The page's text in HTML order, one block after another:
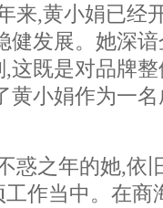
来,黄小娟已经
健发展。她深
这既是对品牌
黄小娟作为一
惑之年的她,依
作当中。在商